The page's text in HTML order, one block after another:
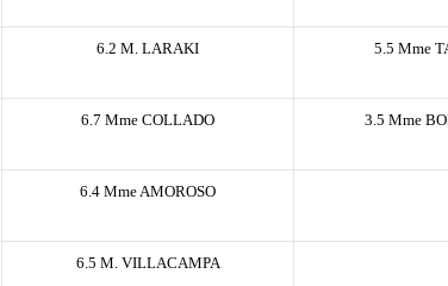
6.2 M. LARAKI 5.5 Mme
6.7 Mme COLLADO 3.5 Mme
6.4 Mme AMOROSO
6.5 M. VILLACAMPA